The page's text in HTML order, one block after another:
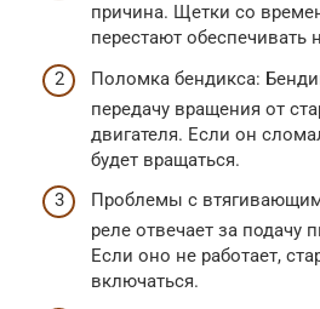
причина. Щетки со
перестают обеспечивать
Поломка бендикса:
передачу вращения от
двигателя. Если он
будет вращаться.
Проблемы с
реле отвечает за подачу
Если оно не работает,
включаться.